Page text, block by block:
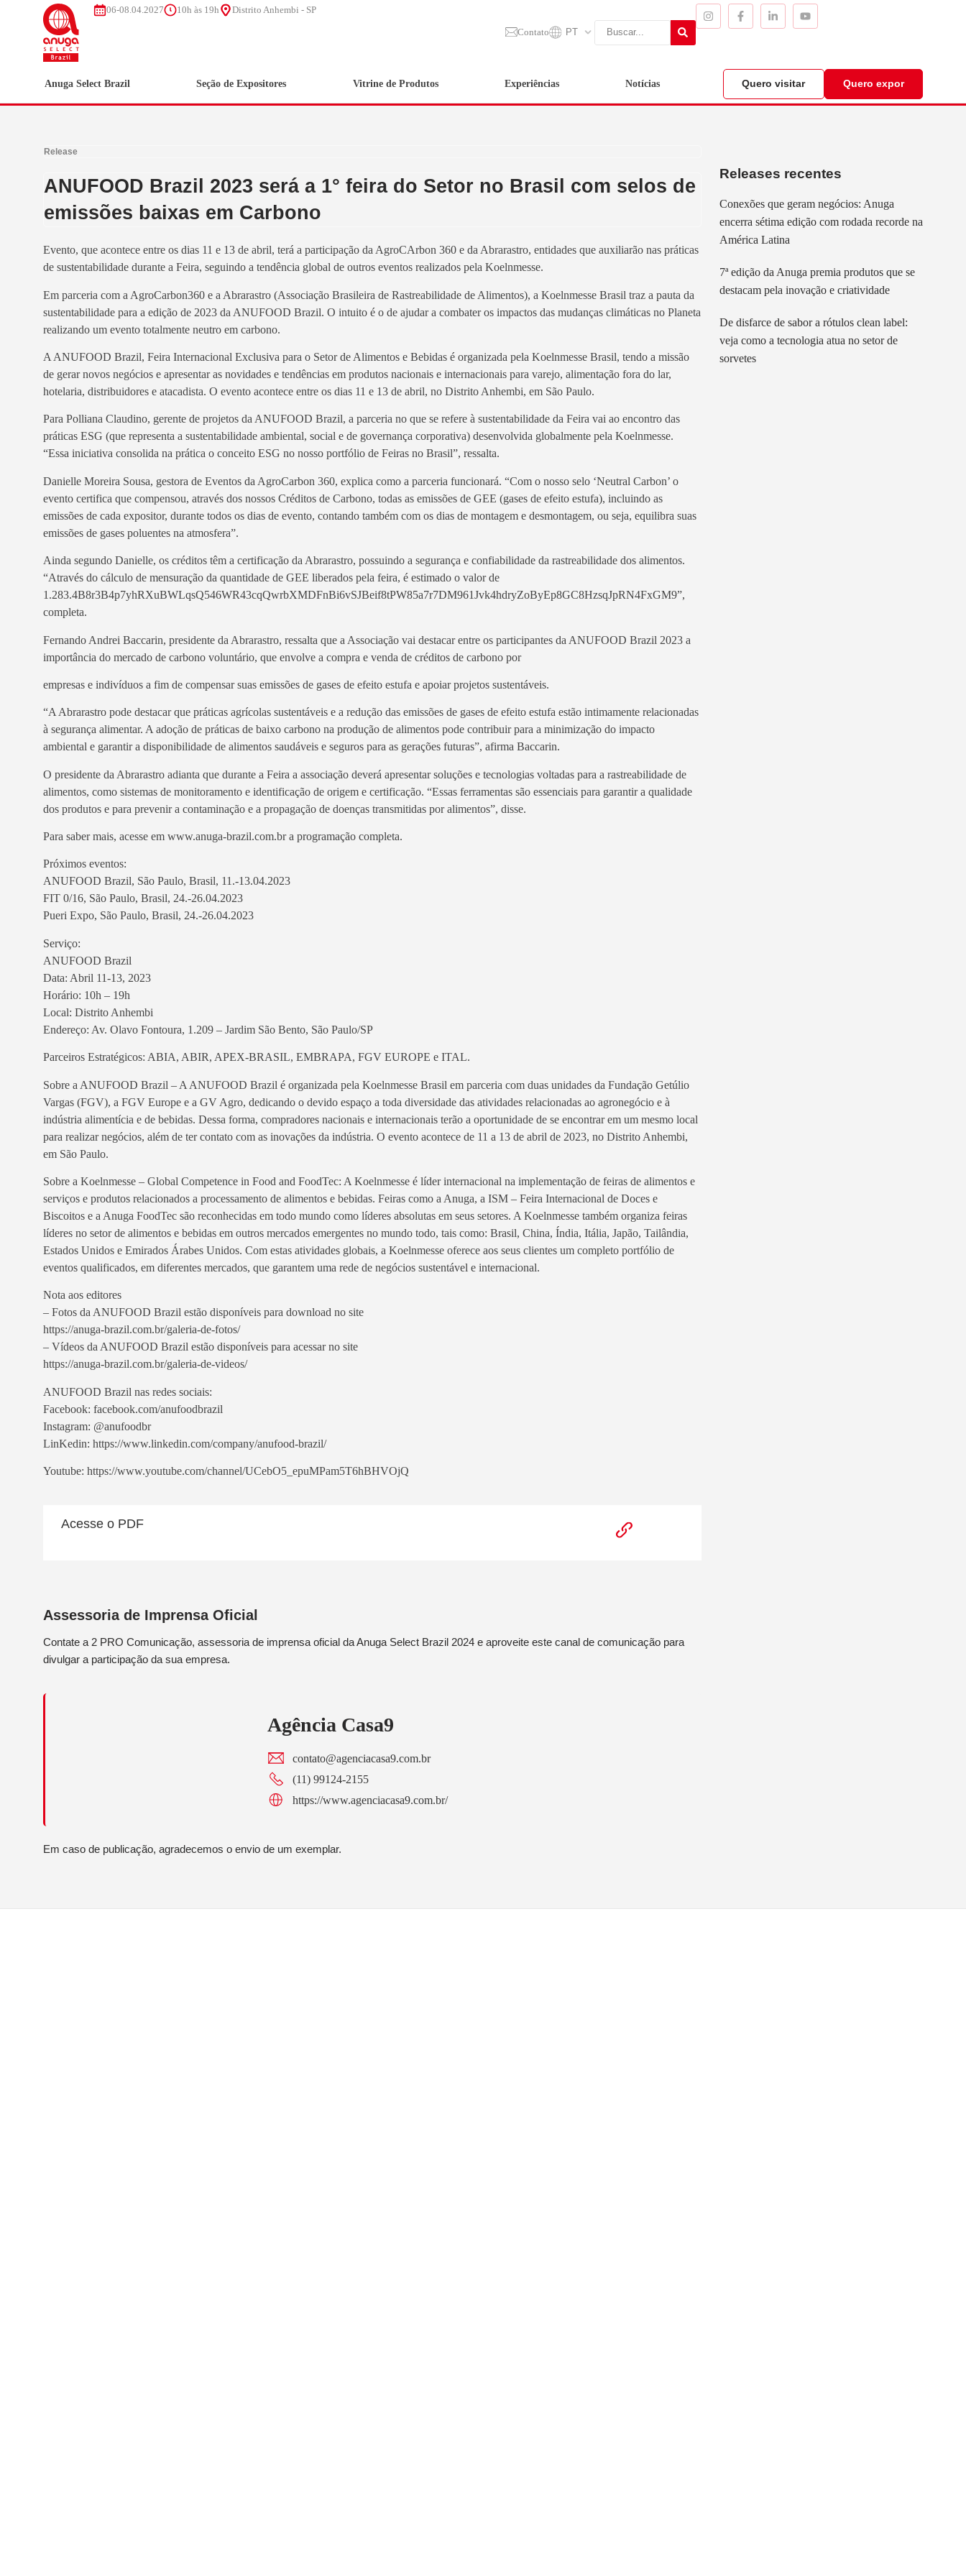
06-08.04.2027 10h às 19h Distrito Anhembi - SP
Contato PT
Anuga Select Brazil Seção de Expositores Vitrine de Produtos Experiências Notícias Quero visitar Quero expor
Release
ANUFOOD Brazil 2023 será a 1° feira do Setor no Brasil com selos de
emissões baixas em Carbono
Evento, que acontece entre os dias 11 e 13 de abril, terá a participação da AgroCArbon 360 e da Abrarastro, entidades que auxiliarão nas práticas
de sustentabilidade durante a Feira, seguindo a tendência global de outros eventos realizados pela Koelnmesse.
Em parceria com a AgroCarbon360 e a Abrarastro (Associação Brasileira de Rastreabilidade de Alimentos), a Koelnmesse Brasil traz a pauta da
sustentabilidade para a edição de 2023 da ANUFOOD Brazil. O intuito é o de ajudar a combater os impactos das mudanças climáticas no Planeta
realizando um evento totalmente neutro em carbono.
A ANUFOOD Brazil, Feira Internacional Exclusiva para o Setor de Alimentos e Bebidas é organizada pela Koelnmesse Brasil, tendo a missão
de gerar novos negócios e apresentar as novidades e tendências em produtos nacionais e internacionais para varejo, alimentação fora do lar,
hotelaria, distribuidores e atacadista. O evento acontece entre os dias 11 e 13 de abril, no Distrito Anhembi, em São Paulo.
Para Polliana Claudino, gerente de projetos da ANUFOOD Brazil, a parceria no que se refere à sustentabilidade da Feira vai ao encontro das
práticas ESG (que representa a sustentabilidade ambiental, social e de governança corporativa) desenvolvida globalmente pela Koelnmesse.
“Essa iniciativa consolida na prática o conceito ESG no nosso portfólio de Feiras no Brasil”, ressalta.
Danielle Moreira Sousa, gestora de Eventos da AgroCarbon 360, explica como a parceria funcionará. “Com o nosso selo ‘Neutral Carbon’ o
evento certifica que compensou, através dos nossos Créditos de Carbono, todas as emissões de GEE (gases de efeito estufa), incluindo as
emissões de cada expositor, durante todos os dias de evento, contando também com os dias de montagem e desmontagem, ou seja, equilibra suas
emissões de gases poluentes na atmosfera”.
Ainda segundo Danielle, os créditos têm a certificação da Abrarastro, possuindo a segurança e confiabilidade da rastreabilidade dos alimentos.
“Através do cálculo de mensuração da quantidade de GEE liberados pela feira, é estimado o valor de
1.283.4B8r3B4p7yhRXuBWLqsQ546WR43cqQwrbXMDFnBi6vSJBeif8tPW85a7r7DM961Jvk4hdryZoByEp8GC8HzsqJpRN4FxGM9”,
completa.
Fernando Andrei Baccarin, presidente da Abrarastro, ressalta que a Associação vai destacar entre os participantes da ANUFOOD Brazil 2023 a
importância do mercado de carbono voluntário, que envolve a compra e venda de créditos de carbono por
empresas e indivíduos a fim de compensar suas emissões de gases de efeito estufa e apoiar projetos sustentáveis.
“A Abrarastro pode destacar que práticas agrícolas sustentáveis e a redução das emissões de gases de efeito estufa estão intimamente relacionadas
à segurança alimentar. A adoção de práticas de baixo carbono na produção de alimentos pode contribuir para a minimização do impacto
ambiental e garantir a disponibilidade de alimentos saudáveis e seguros para as gerações futuras”, afirma Baccarin.
O presidente da Abrarastro adianta que durante a Feira a associação deverá apresentar soluções e tecnologias voltadas para a rastreabilidade de
alimentos, como sistemas de monitoramento e identificação de origem e certificação. “Essas ferramentas são essenciais para garantir a qualidade
dos produtos e para prevenir a contaminação e a propagação de doenças transmitidas por alimentos”, disse.
Para saber mais, acesse em www.anuga-brazil.com.br a programação completa.
Próximos eventos:
ANUFOOD Brazil, São Paulo, Brasil, 11.-13.04.2023
FIT 0/16, São Paulo, Brasil, 24.-26.04.2023
Pueri Expo, São Paulo, Brasil, 24.-26.04.2023
Serviço:
ANUFOOD Brazil
Data: Abril 11-13, 2023
Horário: 10h – 19h
Local: Distrito Anhembi
Endereço: Av. Olavo Fontoura, 1.209 – Jardim São Bento, São Paulo/SP
Parceiros Estratégicos: ABIA, ABIR, APEX-BRASIL, EMBRAPA, FGV EUROPE e ITAL.
Sobre a ANUFOOD Brazil – A ANUFOOD Brazil é organizada pela Koelnmesse Brasil em parceria com duas unidades da Fundação Getúlio
Vargas (FGV), a FGV Europe e a GV Agro, dedicando o devido espaço a toda diversidade das atividades relacionadas ao agronegócio e à
indústria alimentícia e de bebidas. Dessa forma, compradores nacionais e internacionais terão a oportunidade de se encontrar em um mesmo local
para realizar negócios, além de ter contato com as inovações da indústria. O evento acontece de 11 a 13 de abril de 2023, no Distrito Anhembi,
em São Paulo.
Sobre a Koelnmesse – Global Competence in Food and FoodTec: A Koelnmesse é líder internacional na implementação de feiras de alimentos e
serviços e produtos relacionados a processamento de alimentos e bebidas. Feiras como a Anuga, a ISM – Feira Internacional de Doces e
Biscoitos e a Anuga FoodTec são reconhecidas em todo mundo como líderes absolutas em seus setores. A Koelnmesse também organiza feiras
líderes no setor de alimentos e bebidas em outros mercados emergentes no mundo todo, tais como: Brasil, China, Índia, Itália, Japão, Tailândia,
Estados Unidos e Emirados Árabes Unidos. Com estas atividades globais, a Koelnmesse oferece aos seus clientes um completo portfólio de
eventos qualificados, em diferentes mercados, que garantem uma rede de negócios sustentável e internacional.
Nota aos editores
– Fotos da ANUFOOD Brazil estão disponíveis para download no site
https://anuga-brazil.com.br/galeria-de-fotos/
– Vídeos da ANUFOOD Brazil estão disponíveis para acessar no site
https://anuga-brazil.com.br/galeria-de-videos/
ANUFOOD Brazil nas redes sociais:
Facebook: facebook.com/anufoodbrazil
Instagram: @anufoodbr
LinKedin: https://www.linkedin.com/company/anufood-brazil/
Youtube: https://www.youtube.com/channel/UCebO5_epuMPam5T6hBHVOjQ
Acesse o PDF
Assessoria de Imprensa Oficial
Contate a 2 PRO Comunicação, assessoria de imprensa oficial da Anuga Select Brazil 2024 e aproveite este canal de comunicação para
divulgar a participação da sua empresa.
Agência Casa9
contato@agenciacasa9.com.br
(11) 99124-2155
https://www.agenciacasa9.com.br/
Em caso de publicação, agradecemos o envio de um exemplar.
Releases recentes
Conexões que geram negócios: Anuga
encerra sétima edição com rodada recorde na
América Latina
7ª edição da Anuga premia produtos que se
destacam pela inovação e criatividade
De disfarce de sabor a rótulos clean label:
veja como a tecnologia atua no setor de
sorvetes